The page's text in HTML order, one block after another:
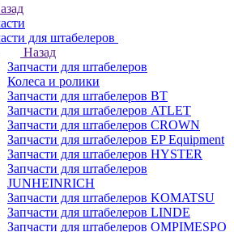
для штабелеров
Назад
Запчасти для штабелеров
Колеса и ролики
Запчасти для штабелеров BT
Запчасти для штабелеров ATLET
Запчасти для штабелеров CROWN
Запчасти для штабелеров EP Equipment
Запчасти для штабелеров HYSTER
Запчасти для штабелеров
JUNHEINRICH
Запчасти для штабелеров KOMATSU
Запчасти для штабелеров LINDE
Запчасти для штабелеров OMPIMESPO